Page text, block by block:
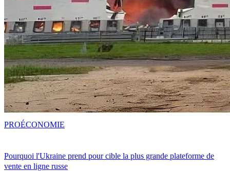
Pourquoi l'Ukraine prend pour cible la plus grande plateforme de
vente en ligne russe
PROÉCONOMIE